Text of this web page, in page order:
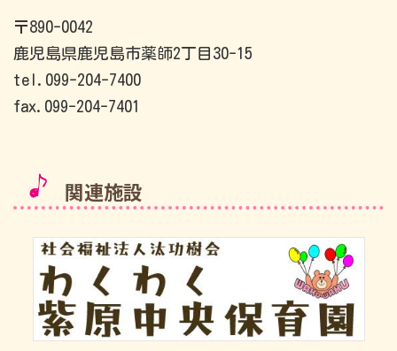
〒890-0042
鹿児島県鹿児島市薬師2丁目30-15
tel.099-204-7400
fax.099-204-7401
関連施設